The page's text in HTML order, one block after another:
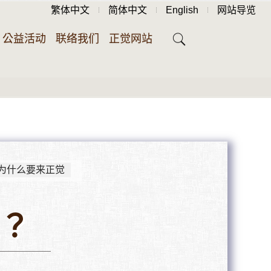
繁体中文 简体中文 English 网站导览
公益活动 联络我们 正觉网站
什么要来正觉